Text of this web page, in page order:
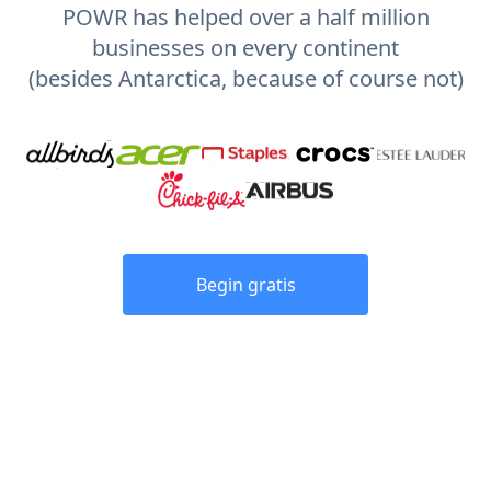
POWR has helped over a half million
businesses on every continent
(besides Antarctica, because of course not)
Begin gratis